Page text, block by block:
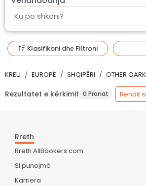
Klasifikoni dhe Filtroni
KREU EUROPË SHQIPËRI OTHER QARK
Rezultatet e kërkimit 0 Pronat
Rreth
Rreth AllBookers.com
Si punojmë
Karriera